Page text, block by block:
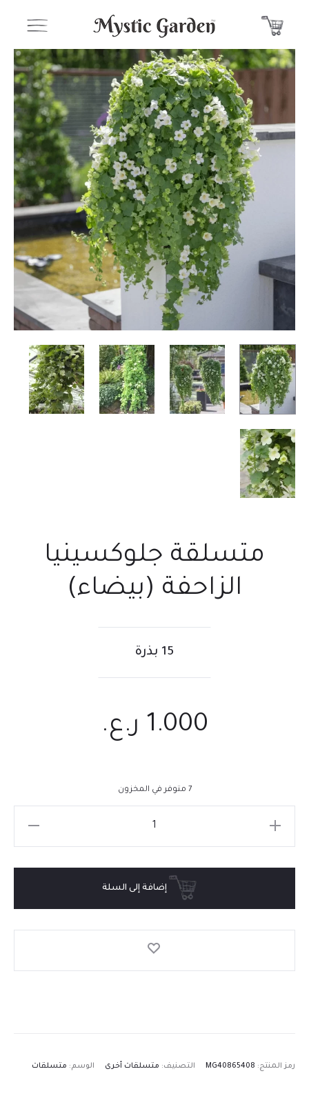
متسلقة جلوكسينيا
الزاحفة (بيضاء)
15 بذرة
1.000 ر.ع.
7 متوفر في المخزون
رمز المنتج: MG40865408 التصنيف: متسلقات أخرى الوسم: متسلقات